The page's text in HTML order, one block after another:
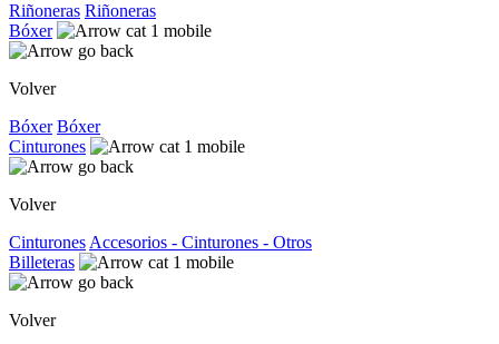
Riñoneras Riñoneras
Bóxer
Volver
Bóxer Bóxer
Cinturones
Volver
Cinturones Accesorios - Cinturones - Otros
Billeteras
Volver